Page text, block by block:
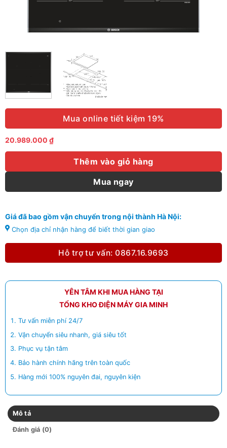
Mua online tiết kiệm 19%
20.989.000 ₫
Thêm vào giỏ hàng
Mua ngay
Giá đã bao gồm vận chuyển trong nội thành Hà Nội:
Chọn địa chỉ nhận hàng để biết thời gian giao
Hỗ trợ tư vấn: 0867.16.9693
YÊN TÂM KHI MUA HÀNG TẠI
TỔNG KHO ĐIỆN MÁY GIA MINH
Tư vấn miễn phí 24/7
Vận chuyển siêu nhanh, giá siêu tốt
Phục vụ tận tâm
Bảo hành chính hãng trên toàn quốc
Hàng mới 100% nguyên đai, nguyên kiện
Mô tả
Đánh giá (0)